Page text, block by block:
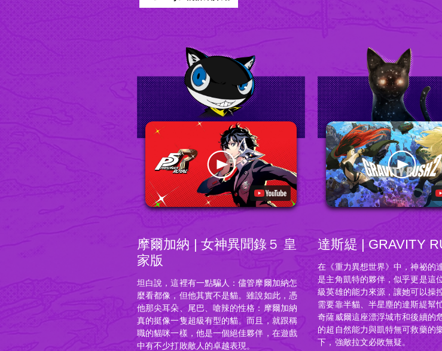
摩爾加納 | 女神異聞錄５ 皇
家版
坦白說，這裡有一點騙人：儘管摩爾加納怎
麼看都像，但他其實不是貓。雖說如此，憑
他那尖耳朵、尾巴、嗆辣的性格：摩爾加納
真的挺像一隻超級有型的貓。而且，就跟稱
職的貓咪一樣，他是一個絕佳夥伴，在遊戲
中有不少打敗敵人的卓越表現。
達斯緹 | GRAVITY
在《重力異想世界》中，神祕的
是主角凱特的夥伴，似乎更是這
級英雄的能力來源，讓她可以操
需要靠半貓、半星塵的達斯緹幫
奇薩威爾這座漂浮城市和後續的
的超自然能力與凱特無可救藥的
下，強敵拉文必敗無疑。